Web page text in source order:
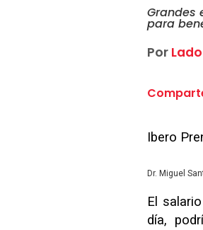
Grandes
para
Por
Ibero
Dr. Miguel
El
día,